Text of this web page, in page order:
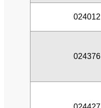
024012
024376